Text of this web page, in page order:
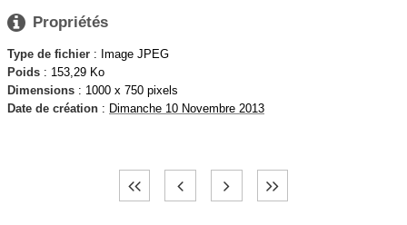
 Propriétés
Type de fichier : Image JPEG
Poids : 153,29 Ko
Dimensions : 1000 x 750 pixels
Date de création : Dimanche 10 Novembre 2013